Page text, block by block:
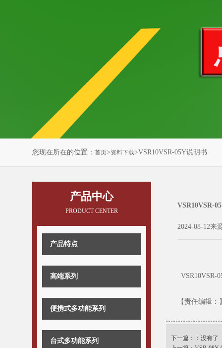
您现在所在的位置： 首页>资料下载>VSR10VSR-05Y说明书
产品中心
PRODUCT CENTER
产品特点
高端系列
便携式多功能系列
台式多功能系列
VSR10VSR-
2024-08-12来
VSR10VSR-
【责任编辑：
下一篇：：没有了